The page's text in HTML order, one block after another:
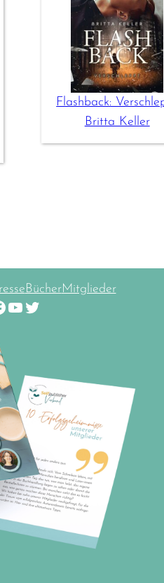
Flashback:
Britta Keller
BücherMitglieder
YouTube Twitter